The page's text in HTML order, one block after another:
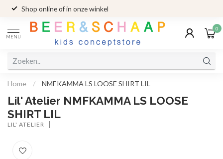
Shop online of in onze winkel
MENU
0
Home / NMFKAMMA LS LOOSE SHIRT LIL
Lil' Atelier NMFKAMMA LS LOOSE
SHIRT LIL
LIL' ATELIER